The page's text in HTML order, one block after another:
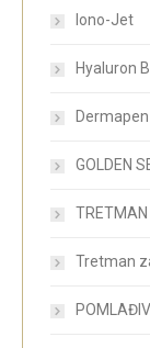
Iono-Jet
Hyaluron
GOLDEN
TRETMAN
Tretman